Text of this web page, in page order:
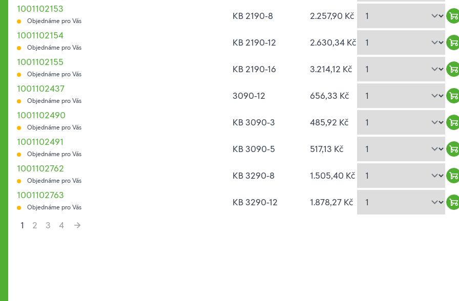
1001102153
Objednáme pro Vás KB 2190-8 2.257,90 Kč
1001102154
Objednáme pro Vás KB 2190-12 2.630,34 Kč
1001102155
Objednáme pro Vás KB 2190-16 3.214,12 Kč
1001102437
Objednáme pro Vás 3090-12 656,33 Kč
1001102490
Objednáme pro Vás KB 3090-3 485,92 Kč
1001102491
Objednáme pro Vás KB 3090-5 517,13 Kč
1001102762
Objednáme pro Vás KB 3290-8 1.505,40 Kč
1001102763
Objednáme pro Vás KB 3290-12 1.878,27 Kč
1
2 3
4